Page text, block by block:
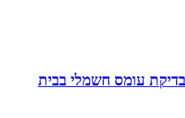
עומס חשמלי בבית